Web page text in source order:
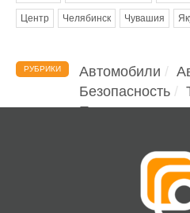
Центр Челябинск Чувашия
РУБРИКИ Автомобили
Безопасность
Помощь